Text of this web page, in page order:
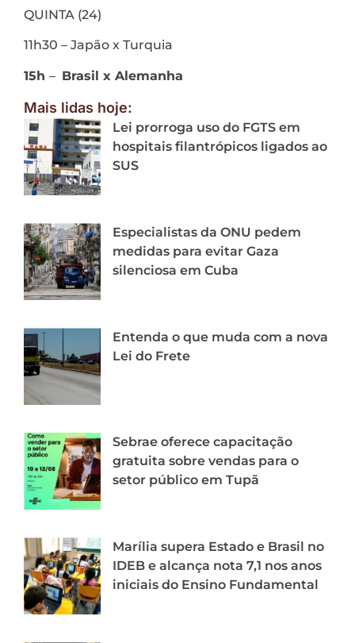
QUINTA (24)
11h30 – Japão x Turquia
15h – Brasil x Alemanha
Mais lidas hoje:
Lei prorroga uso do FGTS em
hospitais filantrópicos ligados ao
SUS
Especialistas da ONU pedem
medidas para evitar Gaza
silenciosa em Cuba
Entenda o que muda com a nova
Lei do Frete
Sebrae oferece capacitação
gratuita sobre vendas para o
setor público em Tupã
Marília supera Estado e Brasil no
IDEB e alcança nota 7,1 nos anos
iniciais do Ensino Fundamental